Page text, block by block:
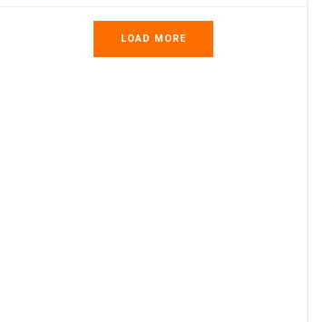
LOAD MORE